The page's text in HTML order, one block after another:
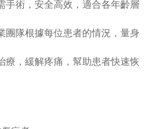
手術，安全高效，適合各年齡層
團隊根據每位患者的情況，量身
療，緩解疼痛，幫助患者快速恢